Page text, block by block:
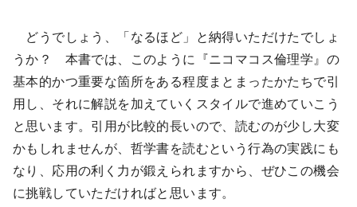
どうでしょう、「なるほど」と納得いただけたでしょ
うか？ 本書では、このように『ニコマコス倫理学』の
基本的かつ重要な箇所をある程度まとまったかたちで引
用し、それに解説を加えていくスタイルで進めていこう
と思います。引用が比較的長いので、読むのが少し大変
かもしれませんが、哲学書を読むという行為の実践にも
なり、応用の利く力が鍛えられますから、ぜひこの機会
に挑戦していただければと思います。